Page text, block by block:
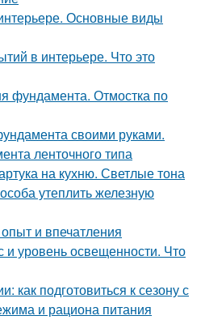
Основные виды
в интерьере. Что это
фундамента. Отмостка по
своими руками.
ленточного типа
на кухню. Светлые тона
утеплить железную
и впечатления
уровень освещенности. Что
как подготовиться к сезону с
и рациона питания